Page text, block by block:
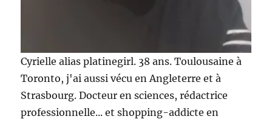
Cyrielle alias platinegirl. 38 ans. Toulousaine à
Toronto, j'ai aussi vécu en Angleterre et à
Strasbourg. Docteur en sciences, rédactrice
professionnelle... et shopping-addicte en